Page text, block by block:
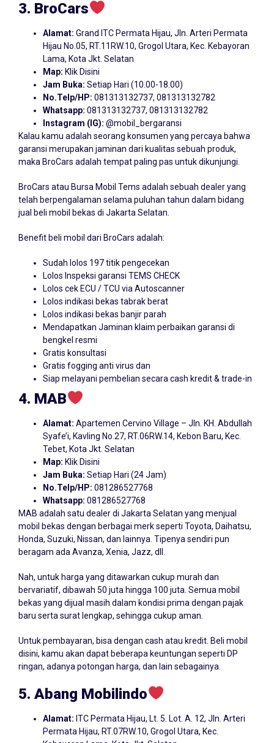
3. BroCars
Alamat: Grand ITC Permata Hijau, Jln. Arteri Permata
Hijau No.05, RT.11RW.10, Grogol Utara, Kec. Kebayoran
Lama, Kota Jkt. Selatan
Map: Klik Disini
Jam Buka: Setiap Hari (10.00-18.00)
No.Telp/HP: 081313132737, 081313132782
Whatsapp: 081313132737, 081313132782
Instagram (IG): @mobil_bergaransi
Kalau kamu adalah seorang konsumen yang percaya bahwa
garansi merupakan jaminan dari kualitas sebuah produk,
maka BroCars adalah tempat paling pas untuk dikunjungi.
BroCars atau Bursa Mobil Tems adalah sebuah dealer yang
telah berpengalaman selama puluhan tahun dalam bidang
jual beli mobil bekas di Jakarta Selatan.
Benefit beli mobil dari BroCars adalah:
Sudah lolos 197 titik pengecekan
Lolos Inspeksi garansi TEMS CHECK
Lolos cek ECU / TCU via Autoscanner
Lolos indikasi bekas tabrak berat
Lolos indikasi bekas banjir parah
Mendapatkan Jaminan klaim perbaikan garansi di
bengkel resmi
Gratis konsultasi
Gratis fogging anti virus dan
Siap melayani pembelian secara cash kredit & trade-in
4. MAB
Alamat: Apartemen Cervino Village – Jln. KH. Abdullah
Syafe’i, Kavling No.27, RT.06RW.14, Kebon Baru, Kec.
Tebet, Kota Jkt. Selatan
Map: Klik Disini
Jam Buka: Setiap Hari (24 Jam)
No.Telp/HP: 081286527768
Whatsapp: 081286527768
MAB adalah satu dealer di Jakarta Selatan yang menjual
mobil bekas dengan berbagai merk seperti Toyota, Daihatsu,
Honda, Suzuki, Nissan, dan lainnya. Tipenya sendiri pun
beragam ada Avanza, Xenia, Jazz, dll.
Nah, untuk harga yang ditawarkan cukup murah dan
bervariatif, dibawah 50 juta hingga 100 juta. Semua mobil
bekas yang dijual masih dalam kondisi prima dengan pajak
baru serta surat lengkap, sehingga cukup aman.
Untuk pembayaran, bisa dengan cash atau kredit. Beli mobil
disini, kamu akan dapat beberapa keuntungan seperti DP
ringan, adanya potongan harga, dan lain sebagainya.
5. Abang Mobilindo
Alamat: ITC Permata Hijau, Lt. 5. Lot. A. 12, Jln. Arteri
Permata Hijau, RT.07RW.10, Grogol Utara, Kec.